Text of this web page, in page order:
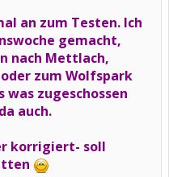
an zum Testen. Ich
gemacht,
nach Mettlach,
zum Wolfspark
was zugeschossen
auch.
korrigiert- soll